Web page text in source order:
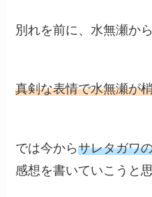
別れを前に、水無瀬か
真剣な表情で水無瀬が
では今からサレタガワ
感想を書いていこうと思